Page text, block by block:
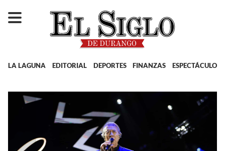
LA LAGUNA EDITORIAL DEPORTES FINANZAS ESPECTÁCULOS